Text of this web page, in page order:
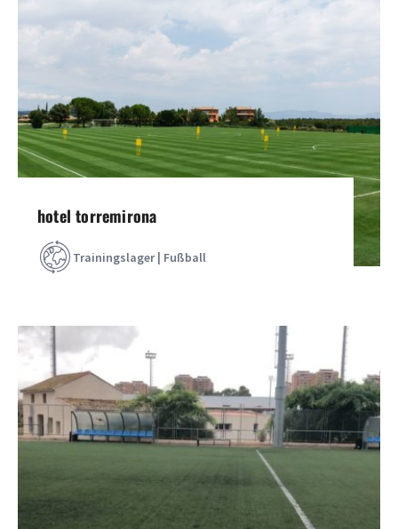
hotel torremirona
Trainingslager | Fußball